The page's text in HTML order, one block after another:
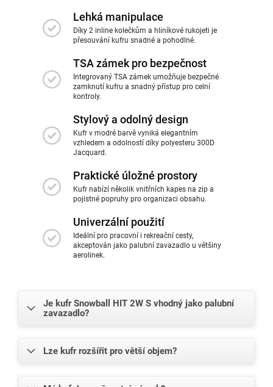
Lehká manipulace
Díky 2 inline kolečkům a hliníkové rukojeti je
přesouvání kufru snadné a pohodlné.
TSA zámek pro bezpečnost
Integrovaný TSA zámek umožňuje bezpečné
zamknutí kufru a snadný přístup pro celní
kontroly.
Stylový a odolný design
Kufr v modré barvě vyniká elegantním
vzhledem a odolností díky polyesteru 300D
Jacquard.
Praktické úložné prostory
Kufr nabízí několik vnitřních kapes na zip a
pojistné popruhy pro organizaci obsahu.
Univerzální použití
Ideální pro pracovní i rekreační cesty,
akceptován jako palubní zavazadlo u většiny
aerolinek.
Je kufr Snowball HIT 2W S vhodný jako palubní
zavazadlo?
Lze kufr rozšířit pro větší objem?